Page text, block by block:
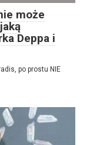
może
Deppa i
po prostu NIE